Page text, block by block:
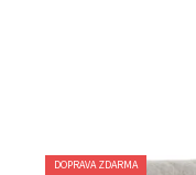
DOPRAVA ZDARMA